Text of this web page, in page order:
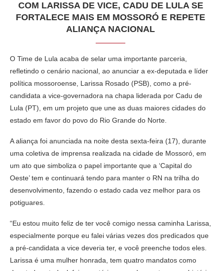
COM LARISSA DE VICE, CADU DE LULA SE
FORTALECE MAIS EM MOSSORÓ E REPETE
ALIANÇA NACIONAL
O Time de Lula acaba de selar uma importante parceria,
refletindo o cenário nacional, ao anunciar a ex-deputada e líder
política mossoroense, Larissa Rosado (PSB), como a pré-
candidata a vice-governadora na chapa liderada por Cadu de
Lula (PT), em um projeto que une as duas maiores cidades do
estado em favor do povo do Rio Grande do Norte.
A aliança foi anunciada na noite desta sexta-feira (17), durante
uma coletiva de imprensa realizada na cidade de Mossoró, em
um ato que simboliza o papel importante que a ‘Capital do
Oeste’ tem e continuará tendo para manter o RN na trilha do
desenvolvimento, fazendo o estado cada vez melhor para os
potiguares.
“Eu estou muito feliz de ter você comigo nessa caminha Larissa,
especialmente porque eu falei várias vezes dos predicados que
a pré-candidata a vice deveria ter, e você preenche todos eles.
Larissa é uma mulher honrada, tem quatro mandatos como